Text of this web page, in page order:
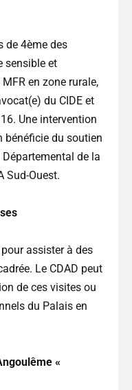
de 4ème des
sensible et
en zone rurale,
du CIDE et
Une intervention
bénéficie du soutien
de la
Sud-Ouest.
assister à des
Le CDAD peut
de ces visites ou
du Palais en
«